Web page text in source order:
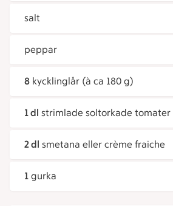
salt
peppar
8 kycklinglår (à ca 180 g)
1 dl strimlade soltorkade tomater
2 dl smetana eller crème fraiche
1 gurka